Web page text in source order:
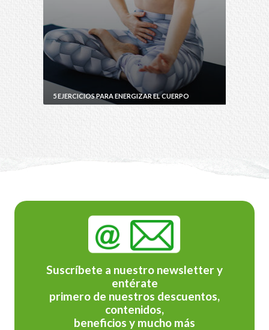
5 EJERCICIOS PARA ENERGIZAR EL CUERPO
Suscríbete a nuestro newsletter y
entérate
primero de nuestros descuentos,
contenidos,
beneficios y mucho más